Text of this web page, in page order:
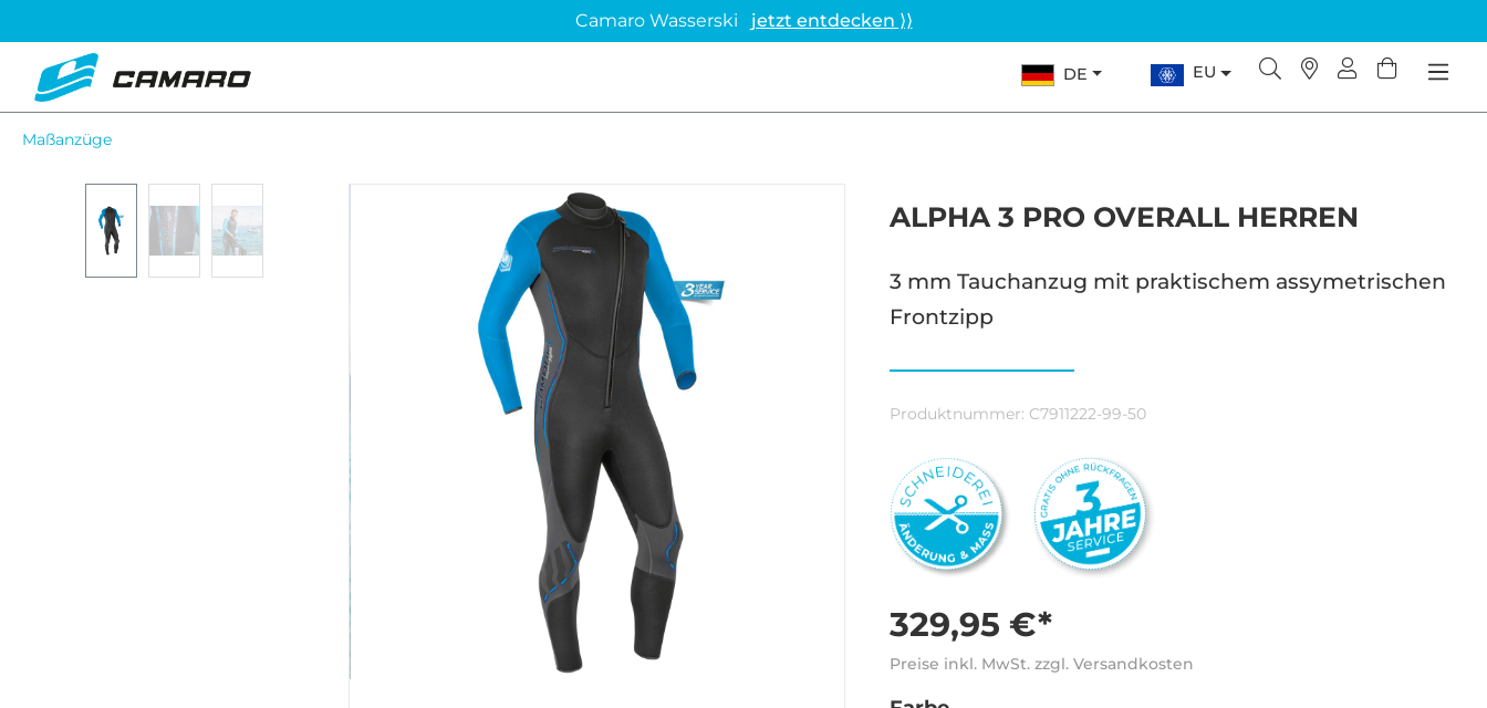
Camaro Wasserski jetzt entdecken ⟩⟩
DE EU
Maßanzüge
ALPHA 3 PRO OVERALL HERREN
3 mm Tauchanzug mit praktischem assymetrischen
Frontzipp
Produktnummer: C7911222-99-50
329,95 €*
Preise inkl. MwSt. zzgl. Versandkosten